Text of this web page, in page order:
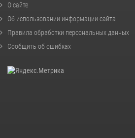
О сайте
Об использовании информации сайта
Правила обработки персональных данных
Сообщить об ошибках